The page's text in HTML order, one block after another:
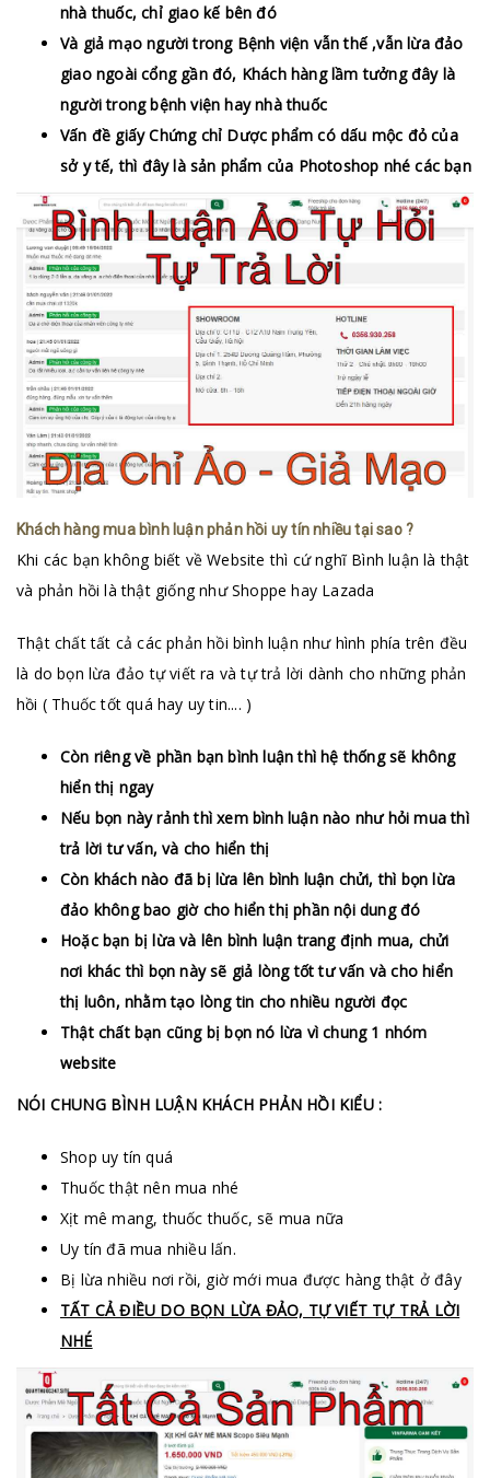
nhà thuốc, chỉ giao kế bên đó
Và giả mạo người trong Bệnh viện vẫn thế ,vẫn lừa đảo
giao ngoài cổng gần đó, Khách hàng lầm tưởng đây là
người trong bệnh viện hay nhà thuốc
Vấn đề giấy Chứng chỉ Dược phẩm có dấu mộc đỏ của
sở y tế, thì đây là sản phẩm của Photoshop nhé các bạn
Khách hàng mua bình luận phản hồi uy tín nhiều tại sao ?
Khi các bạn không biết về Website thì cứ nghĩ Bình luận là thật
và phản hồi là thật giống như Shoppe hay Lazada
Thật chất tất cả các phản hồi bình luận như hình phía trên đều
là do bọn lừa đảo tự viết ra và tự trả lời dành cho những phản
hồi ( Thuốc tốt quá hay uy tin.... )
Còn riêng về phần bạn bình luận thì hệ thống sẽ không
hiển thị ngay
Nếu bọn này rảnh thì xem bình luận nào như hỏi mua thì
trả lời tư vấn, và cho hiển thị
Còn khách nào đã bị lừa lên bình luận chửi, thì bọn lừa
đảo không bao giờ cho hiển thị phần nội dung đó
Hoặc bạn bị lừa và lên bình luận trang định mua, chửi
nơi khác thì bọn này sẽ giả lòng tốt tư vấn và cho hiển
thị luôn, nhằm tạo lòng tin cho nhiều người đọc
Thật chất bạn cũng bị bọn nó lừa vì chung 1 nhóm
website
NÓI CHUNG BÌNH LUẬN KHÁCH PHẢN HỒI KIỂU :
Shop uy tín quá
Thuốc thật nên mua nhé
Xịt mê mang, thuốc thuốc, sẽ mua nữa
Uy tín đã mua nhiều lấn.
Bị lừa nhiều nơi rồi, giờ mới mua được hàng thật ở đây
TẤT CẢ ĐIỀU DO BỌN LỪA ĐẢO, TỰ VIẾT TỰ TRẢ LỜI
NHÉ